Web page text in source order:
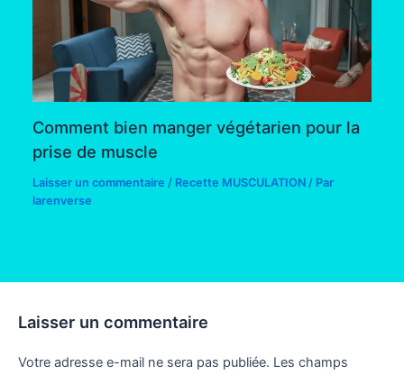
Comment bien manger végétarien pour la
prise de muscle
Laisser un commentaire / Recette MUSCULATION / Par
larenverse
Laisser un commentaire
Votre adresse e-mail ne sera pas publiée. Les champs